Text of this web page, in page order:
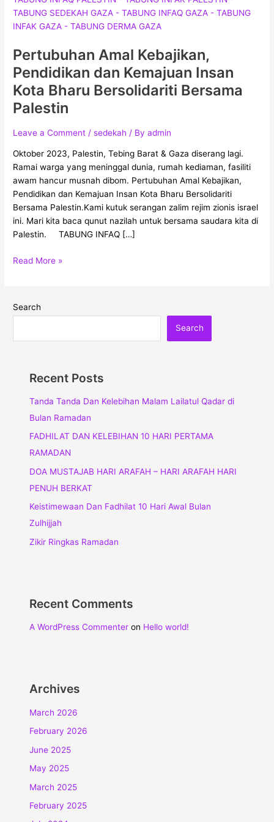
Pertubuhan Amal Kebajikan,
Pendidikan dan Kemajuan Insan
Kota Bharu Bersolidariti Bersama
Palestin
Leave a Comment /sedekah / Byadmin
Oktober 2023, Palestin, Tebing Barat & Gaza diserang lagi.
Ramai warga yang meninggal dunia, rumah kediaman, fasiliti
awam hancur musnah dibom. Pertubuhan Amal Kebajikan,
Pendidikan dan Kemajuan Insan Kota Bharu Bersolidariti
Bersama Palestin.Kami kutuk serangan zalim rejim zionis israel
ini. Mari kita baca qunut nazilah untuk bersama saudara kita di
Palestin. TABUNG INFAQ […]
Kebajikan,
Pendidikan
Kemajuan
Insan
Kota
Bharu
Bersolidariti
Palestin
Read More »
Search
Search
Recent Posts
Tanda Tanda Dan Kelebihan Malam Lailatul Qadar di
Bulan Ramadan
FADHILAT DAN KELEBIHAN 10 HARI PERTAMA
RAMADAN
DOA MUSTAJAB HARI ARAFAH – HARI ARAFAH HARI
PENUH BERKAT
Keistimewaan Dan Fadhilat 10 Hari Awal Bulan
Zulhijjah
Zikir Ringkas Ramadan
Recent Comments
A WordPress Commenter on Hello world!
Archives
March 2026
February 2026
June 2025
May 2025
March 2025
February 2025